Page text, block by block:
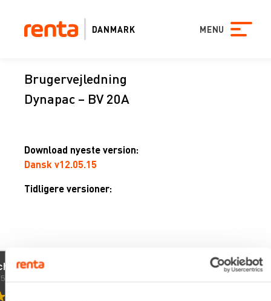
DANMARK MENU
Brugervejledning
Dynapac – BV 20A
Download nyeste version:
Dansk v12.05.15
Tidligere versioner:
xevo